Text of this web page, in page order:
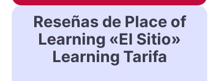
Reseñas de Place of
Learning «El Sitio»
Learning Tarifa